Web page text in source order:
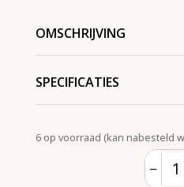
OMSCHRIJVING
SPECIFICATIES
6 op voorraad (kan nabesteld
−